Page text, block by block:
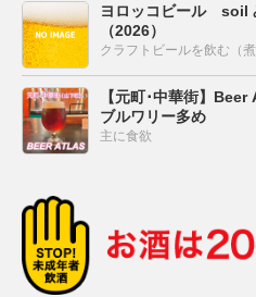
ヨロッコビール soil
（2026）
クラフトビールを飲む（
【元町･中華街】
ブルワリー多め
主に食欲